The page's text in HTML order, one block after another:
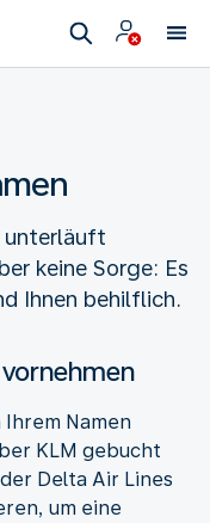
unterläuft
keine Sorge: Es
Ihnen behilflich.
Namen
KLM gebucht
Delta Air Lines
um eine